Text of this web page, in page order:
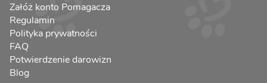
Załóż konto Pomagacza
Regulamin
Polityka prywatności
FAQ
Potwierdzenie darowizn
Blog